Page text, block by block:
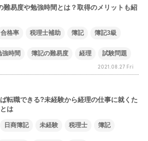
難易度や勉強時間とは？取得のメリットも紹
合格率 税理士補助 簿記 簿記3級
強時間 簿記の難易度 経理 試験問題
2021.08.27 Fri
転職できる?未経験から経理の仕事に就くた
は
日商簿記 未経験 税理士 簿記